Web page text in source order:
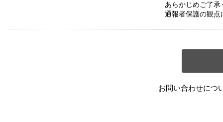
あらかじめご了承
通報者保護の観点
お問い合わせにつ